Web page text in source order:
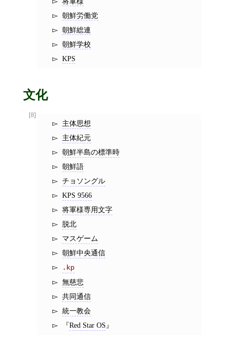
朝鮮労働党
朝鮮総連
朝鮮学校
KPS
文化
[8]
主体思想
主体紀元
朝鮮半島の標準時
朝鮮語
チョソングル
KPS 9566
将軍様専用文字
脱北
マスゲーム
朝鮮中央通信
.kp
無慈悲
共同通信
統一教会
Red Star OS